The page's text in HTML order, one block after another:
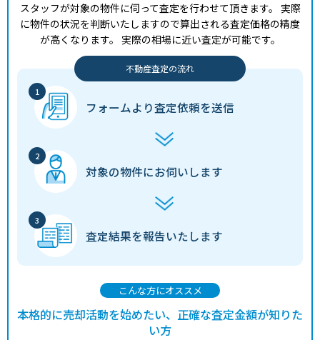
スタッフが対象の物件に伺って査定を行わせて頂きます。 実際
に物件の状況を判断いたしますので算出される査定価格の精度
が高くなります。 実際の相場に近い査定が可能です。
不動産査定の流れ
フォームより査定依頼を送信
対象の物件にお伺いします
査定結果を報告いたします
こんな方にオススメ
本格的に売却活動を始めたい、正確な査定金額が知りた
い方